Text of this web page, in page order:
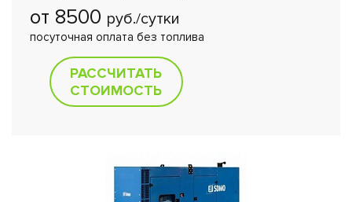
от 8500 руб./сутки
посуточная оплата без топлива
РАССЧИТАТЬ
СТОИМОСТЬ